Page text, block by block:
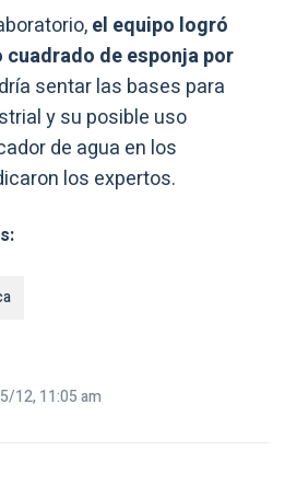
el equipo logró
de esponja por
sentar las bases para
y su posible uso
de agua en los
los expertos.
12, 11:05 am